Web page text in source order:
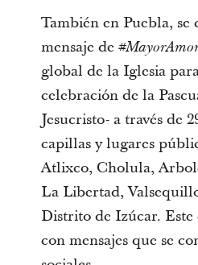
También en Puebla, se
mensaje de
global de la Iglesia
celebración de la
Jesucristo- a través de
capillas y lugares
Atlixco, Cholula,
La Libertad,
Distrito de Izúcar. Este
con mensajes que se